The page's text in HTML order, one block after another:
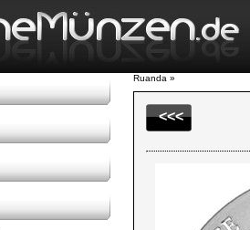
Ruanda »
<<<